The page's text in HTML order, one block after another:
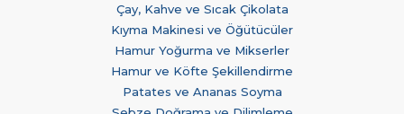
Çay, Kahve ve Sıcak Çikolata
Kıyma Makinesi ve Öğütücüler
Hamur Yoğurma ve Mikserler
Hamur ve Köfte Şekillendirme
Patates ve Ananas Soyma